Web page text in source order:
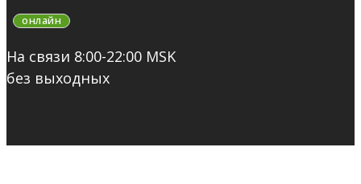
онлайн
На связи 8:00-22:00 MSK
без выходных